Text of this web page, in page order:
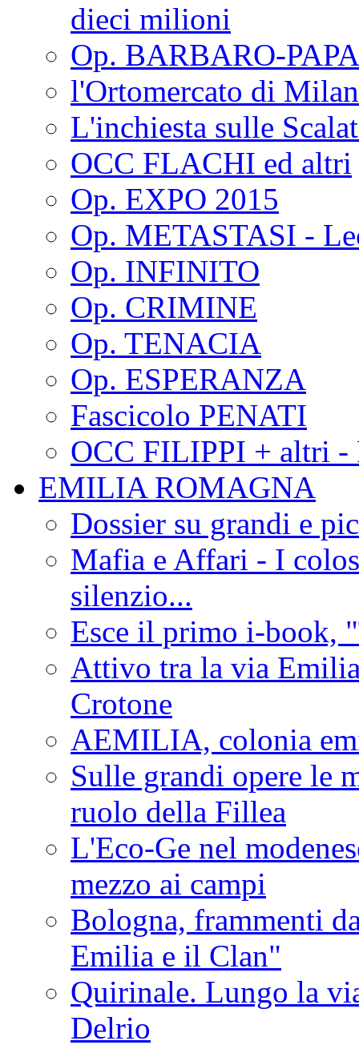
dieci milioni
Op. BARBARO-
l'Ortomercato di
L'inchiesta sulle
OCC FLACHI ed altri
Op. EXPO 2015
Op. METASTASI -
Op. INFINITO
Op. CRIMINE
Op. TENACIA
Op. ESPERANZA
Fascicolo PENATI
OCC FILIPPI + altri -
EMILIA ROMAGNA
Dossier su grandi e
Mafia e Affari - I
silenzio...
Esce il primo i-book,
Attivo tra la via
Crotone
AEMILIA, colonia
Sulle grandi opere le
ruolo della Fillea
L'Eco-Ge nel
mezzo ai campi
Bologna, frammenti
Emilia e il Clan"
Quirinale. Lungo la
Delrio